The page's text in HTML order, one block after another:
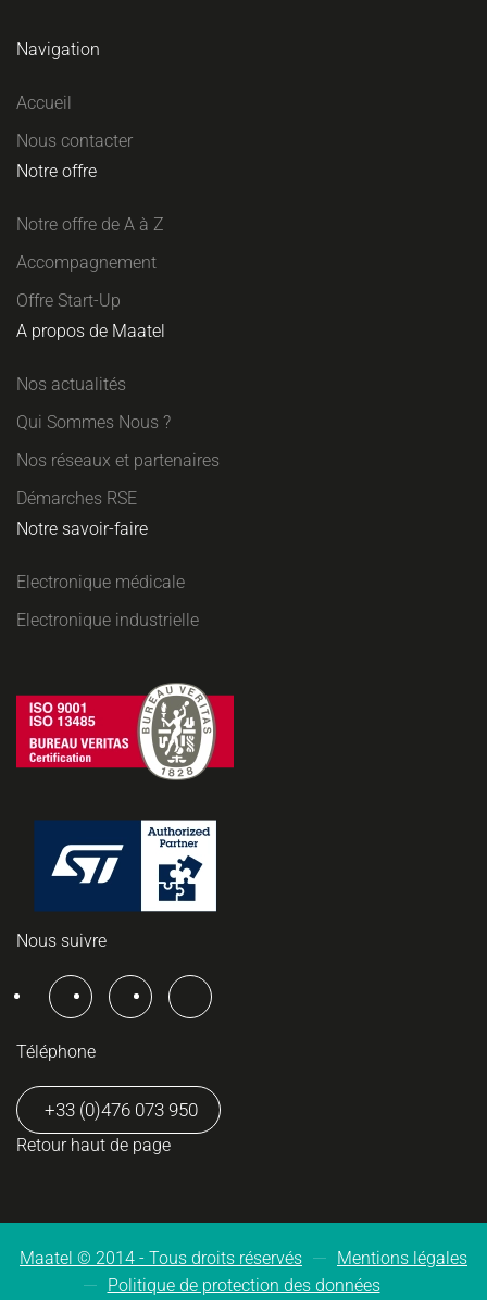
Navigation
Accueil
Nous contacter
Notre offre
Notre offre de A à Z
Accompagnement
Offre Start-Up
A propos de Maatel
Nos actualités
Qui Sommes Nous ?
Nos réseaux et partenaires
Démarches RSE
Notre savoir-faire
Electronique médicale
Electronique industrielle
Nous suivre
Téléphone
+33 (0)476 073 950
Retour haut de page
Maatel © 2014 - Tous droits réservés
Mentions légales
Politique de protection des données